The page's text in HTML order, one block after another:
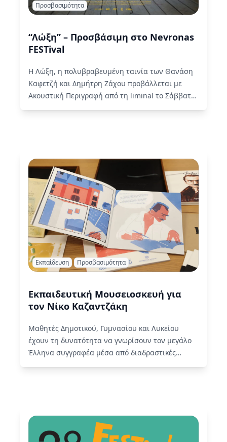
Προσβασιμότητα
“Λώξη” – Προσβάσιμη στο Nevronas
FESTival
Η Λώξη, η πολυβραβευμένη ταινία των Θανάση
Καφετζή και Δημήτρη Ζάχου προβάλλεται με
Ακουστική Περιγραφή από τη liminal το Σάββατο
9 Νοεμβρίου 2024 στις…Read More
Εκπαίδευση Προσβασιμότητα
Εκπαιδευτική Μουσειοσκευή για
τον Νίκο Καζαντζάκη
Μαθητές Δημοτικού, Γυμνασίου και Λυκείου
έχουν τη δυνατότητα να γνωρίσουν τον μεγάλο
Έλληνα συγγραφέα μέσα από διαδραστικές